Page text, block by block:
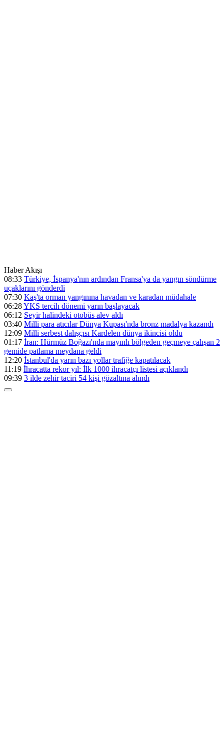
Haber Akışı
08:33 Türkiye, İspanya'nın ardından Fransa'ya da yangın söndürme
uçaklarını gönderdi
07:30 Kaş'ta orman yangınına havadan ve karadan müdahale
06:28YKS tercih dönemi yarın başlayacak
06:12 Seyir halindeki otobüs alev aldı
03:40 Milli para atıcılar Dünya Kupası'nda bronz madalya kazandı
12:09 Milli serbest dalışçısı Kardelen dünya ikincisi oldu
01:17 İran: Hürmüz Boğazı'nda mayınlı bölgeden geçmeye çalışan 2
gemide patlama meydana geldi
12:20 İstanbul'da yarın bazı yollar trafiğe kapatılacak
11:19 İhracatta rekor yıl: İlk 1000 ihracatçı listesi açıklandı
09:39 3 ilde zehir taciri 54 kişi gözaltına alındı